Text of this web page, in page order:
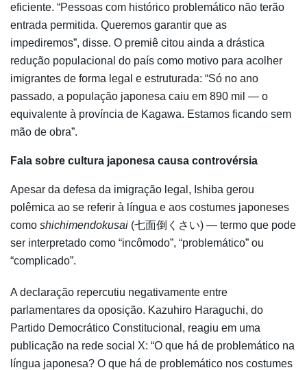
eficiente. “Pessoas com histórico problemático não terão
entrada permitida. Queremos garantir que as
impediremos”, disse. O premiê citou ainda a drástica
redução populacional do país como motivo para acolher
imigrantes de forma legal e estruturada: “Só no ano
passado, a população japonesa caiu em 890 mil — o
equivalente à província de Kagawa. Estamos ficando sem
mão de obra”.
Fala sobre cultura japonesa causa controvérsia
Apesar da defesa da imigração legal, Ishiba gerou
polêmica ao se referir à língua e aos costumes japoneses
como shichimendokusai (七面倒くさい) — termo que pode
ser interpretado como “incômodo”, “problemático” ou
“complicado”.
A declaração repercutiu negativamente entre
parlamentares da oposição. Kazuhiro Haraguchi, do
Partido Democrático Constitucional, reagiu em uma
publicação na rede social X: “O que há de problemático na
língua japonesa? O que há de problemático nos costumes